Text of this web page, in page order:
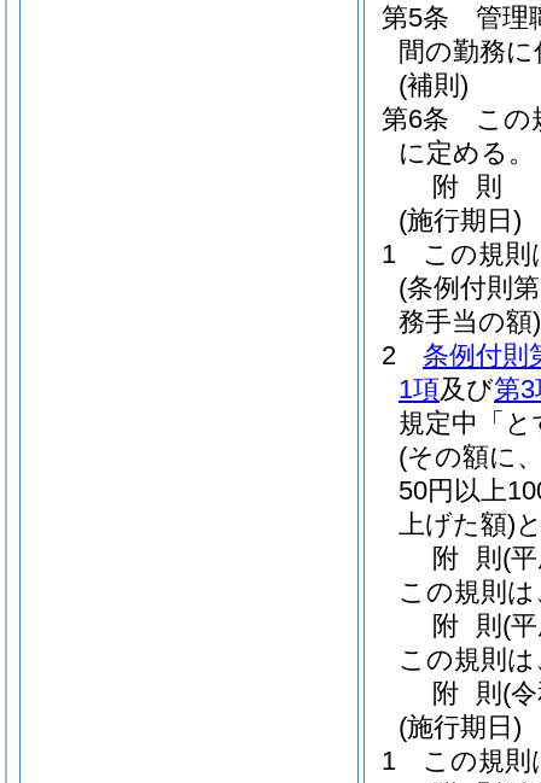
第5条
管理
間の勤務
(補則)
第6条
この
に定める。
附 則
(施行期日)
1
この規則
(条例付則
務手当の額)
2
条例付則
1項及び第3
規定中「
(その額に
50円以上
上げた額)
附 則 (
この規則
附 則 (
この規則
附 則 (
(施行期日)
1
この規則